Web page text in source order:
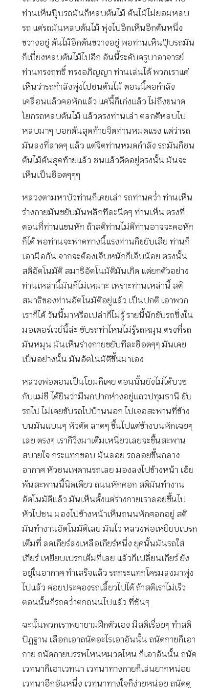
ท่านเห็นปุ๊บรถมันก็หลบต้นไม้ ต้นไม้ไม่ยอมหลบ
รถ แต่รถมันหลบต้นไม้ พุ่งไปอีกเห็นอีกต้นหนึ่ง
ขวางอยู่ ต้นไม้อีกต้นขวางอยู่ พอท่านเห็นปุ๊บรถมัน
ก็เบี่ยงหลบต้นไม้ไปอีก อันนี้ระดับครูบาอาจารย์
ท่านทรงฤทธิ์ ทรงอภิญญา ท่านเล่นได้ พวกเราแค่
เห็นว่ารถกำลังพุ่งไปชนต้นไม้ ตอนนี้คอกำลัง
เคลื่อนแล้วคอหักแล้ว แค่นี้ก็เก่งแล้ว ไม่ถึงขนาด
โยกรถหลบต้นไม้ แล้วตรงท่านเล่า ตลกดีหลบไป
หลบมาๆ บอกต้นสุดท้ายจิตท่านหมดแรง แต่ว่ารถ
มันลงที่ลาดๆ แล้ว แต่จิตท่านหมดกำลัง รถมันก็ชน
ต้นไม้ต้นสุดท้ายแล้ว ชนแล้วติดอยู่ตรงนั้น มันจะ
เห็นเป็นช็อตๆๆๆ
หลวงตามหาบัวท่านก็เคยเล่า รถท่านคว่ำ ท่านเห็น
ร่างกายมันขยับมันพลิกทีละนิดๆ ท่านเห็น ตรงที่
ตอนที่ท่านแขนหัก ถ้าสติท่านไม่ดีท่านอาจจะคอหัก
ก็ได้ พอท่านจะฟาดทางนี้แรงท่านก็ขยับเสีย ท่านก็
เอามือกัน จากจะต้องเจ็บหนักก็เจ็บน้อย ตรงนั้น
สติอัตโนมัติ สมาธิอัตโนมัติมันเกิด แต่ยกตัวอย่าง
ท่านเหล่านี้มันก็ไม่เหมาะ เพราะท่านเหล่านี้ สติ
สมาธิของท่านอัตโนมัติอยู่แล้ว เป็นปกติ เอาพวก
เราก็ได้ วันนี้มาหรือเปล่าก็ไม่รู้ รายนี้นักขับรถซิ่งใน
มอเตอร์เวย์นี้ล่ะ ขับรถท่าไหนไม่รู้รถหมุน ตรงที่รถ
มันหมุน มันเห็นร่างกายขยับทีละช็อตๆๆ มันเคย
เป็นอย่างนั้น มันอัตโนมัติขึ้นมาเอง
หลวงพ่อตอนเป็นโยมก็เคย ตอนนั้นยังไม่ได้บวช
กับแม่ชี ได้ยินว่ามีนกปากห่างอยู่แถวปทุมธานี ขับ
รถไป ไม่เคยขับรถไปบ้านนอก ไปเจอสะพานที่ข้าง
บนมันแบนๆ หัวตัด ลาดๆ ขึ้นไปแต่ข้างบนหักเฉยๆ
เลย ตรงๆ เราก็วิ่งมาเต็มเหนี่ยวเลยจะขึ้นสะพาน
สบายใจ กระแทกขอบ มันลอย รถลอยขึ้นกลาง
อากาศ หัวชนเพดานรถเลย มองลงไปข้างหน้า เฮ้ย
พ้นสะพานนี้นิดเดียว ถนนหักศอก สติมันทำงาน
อัตโนมัติแล้ว มันเห็นตั้งแต่ร่างกายเราลอยขึ้นไป
หัวไปชน มองไปข้างหน้าเห็นถนนหักศอกอยู่ สติ
มันทำงานอัตโนมัติเลย มันไว หลวงพ่อเหยียบเบรก
เต็มที่ ลดเกียร์ลงเหลือเกียร์หนึ่ง ยุคนั้นมันรถใส่
เกียร์ เหยียบเบรกเต็มที่เลย แล้วก็เปลี่ยนเกียร์ ยัง
อยู่ในอากาศ ทำเสร็จแล้ว รถกระแทกโครมลงมาพุ่ง
ไปแล้ว ค่อยประคองรถเลี้ยวไปได้ ถ้าสติเราไม่เร็ว
ตอนนั้นก็รถคว่ำตกถนนไปแล้ว ที่ชันๆ
ฉะนั้นพวกเราพยายามฝึกตัวเอง มีสติเรื่อยๆ ทำสติ
ปัฏฐาน เลือกเอาถนัดอะไรเอาอันนั้น ถนัดกายก็เอา
กาย ถนัดกายบรรพไหนหมวดไหน ก็เอาอันนั้น ถนัด
เวทนาก็เอาเวทนา เวทนาทางกายก็เล่นยากหน่อย
เวทนาอีกอันหนึ่ง เวทนาทางใจก็ง่ายหน่อย ถนัดดู